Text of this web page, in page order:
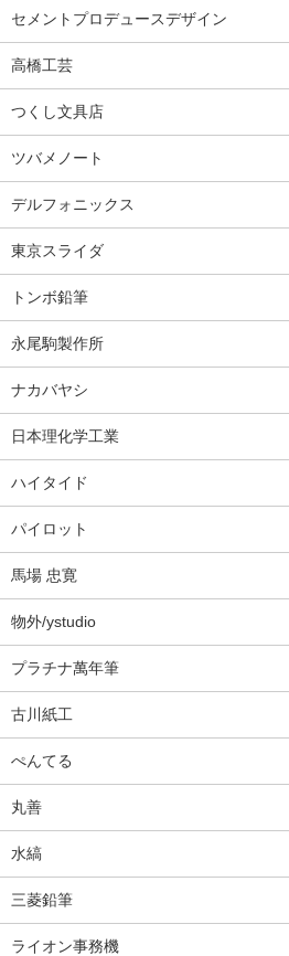
セメントプロデュースデザイン
高橋工芸
つくし文具店
ツバメノート
デルフォニックス
東京スライダ
トンボ鉛筆
永尾駒製作所
ナカバヤシ
日本理化学工業
ハイタイド
パイロット
馬場 忠寛
物外/ystudio
プラチナ萬年筆
古川紙工
ぺんてる
丸善
水縞
三菱鉛筆
ライオン事務機